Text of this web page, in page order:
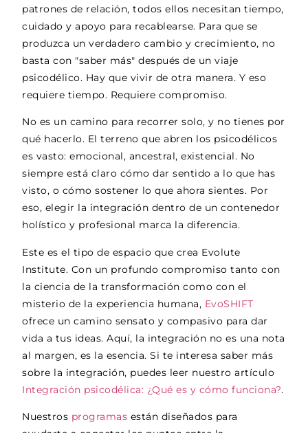
patrones de relación, todos ellos necesitan tiempo,
cuidado y apoyo para recablearse. Para que se
produzca un verdadero cambio y crecimiento, no
basta con "saber más" después de un viaje
psicodélico. Hay que vivir de otra manera. Y eso
requiere tiempo. Requiere compromiso.
No es un camino para recorrer solo, y no tienes por
qué hacerlo. El terreno que abren los psicodélicos
es vasto: emocional, ancestral, existencial. No
siempre está claro cómo dar sentido a lo que has
visto, o cómo sostener lo que ahora sientes. Por
eso, elegir la integración dentro de un contenedor
holístico y profesional marca la diferencia.
Este es el tipo de espacio que crea Evolute
Institute. Con un profundo compromiso tanto con
la ciencia de la transformación como con el
misterio de la experiencia humana, EvoSHIFT
ofrece un camino sensato y compasivo para dar
vida a tus ideas. Aquí, la integración no es una nota
al margen, es la esencia.Si te interesa saber más
sobre la integración, puedes leer nuestro artículo
Integración psicodélica: ¿Qué es y cómo funciona?.
Nuestros programas están diseñados para